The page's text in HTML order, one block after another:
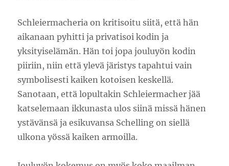
Schleiermacheria on kritisoitu siitä, että hän
aikanaan pyhitti ja privatisoi kodin ja
yksityiselämän. Hän toi jopa jouluyön kodin
piiriin, niin että ylevä järistys tapahtui vain
symbolisesti kaiken kotoisen keskellä.
Sanotaan, että lopultakin Schleiermacher jää
katselemaan ikkunasta ulos siinä missä hänen
ystävänsä ja esikuvansa Schelling on siellä
ulkona yössä kaiken armoilla.